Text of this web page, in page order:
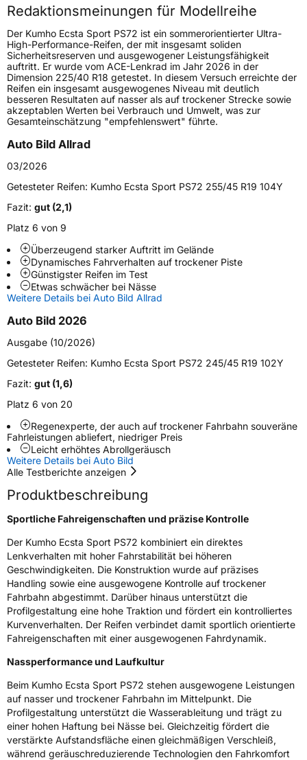
Höchstgeschwindigkeit
300 km/h
Lastindex102
Höchstlast850 kg
Generelle Merkmale
Fahrzeugtyp PKW
VerwendungSommerreifen
Modellname
FahrzeugartPKW & SUV
Weitere Eigenschaften
SchlauchtypTL
ZustandNeureifen
VerstärktXL
FelgenschutzMFS
EU Label
EffizienzC
NasshaftungA
Rollgeräusch (Klasse)B
Rollgeräusch (dB)72
Fahrzeugklasse C1
3PMSF / Schneeflockensymbol / Alpine-Symbol Nein
EisgripNein
EPREL ID2406077
Allgemeine Produktsicherheit (GPSR)
Herstellerkontakt Kumho Tire Europe GmbH, KUMHO TIRE
EUROPE GmbH Strahlenberger Str. 110-112
D-63067 Offenbach Germany, kumhotire.de,
technik@kumhotire.de
Redaktionsmeinungen für Modellreihe
Der Kumho Ecsta Sport PS72 ist ein sommerorientierter Ultra-
High-Performance-Reifen, der mit insgesamt soliden
Sicherheitsreserven und ausgewogener Leistungsfähigkeit
auftritt. Er wurde vom ACE-Lenkrad im Jahr 2026 in der
Dimension 225/40 R18 getestet. In diesem Versuch erreichte der
Reifen ein insgesamt ausgewogenes Niveau mit deutlich
besseren Resultaten auf nasser als auf trockener Strecke sowie
akzeptablen Werten bei Verbrauch und Umwelt, was zur
Gesamteinschätzung "empfehlenswert" führte.
Auto Bild Allrad
03/2026
Getesteter Reifen: Kumho Ecsta Sport PS72 255/45 R19 104Y
Fazit: gut (2,1)
Platz 6 von 9
Überzeugend starker Auftritt im Gelände
Dynamisches Fahrverhalten auf trockener Piste
Günstigster Reifen im Test
Etwas schwächer bei Nässe
Weitere Details bei Auto Bild Allrad
Auto Bild 2026
Ausgabe (10/2026)
Getesteter Reifen: Kumho Ecsta Sport PS72 245/45 R19 102Y
Fazit: gut (1,6)
Platz 6 von 20
Regenexperte, der auch auf trockener Fahrbahn souveräne
Fahrleistungen abliefert, niedriger Preis
Leicht erhöhtes Abrollgeräusch
Weitere Details bei Auto Bild
Alle Testberichte anzeigen
Produktbeschreibung
Sportliche Fahreigenschaften und präzise Kontrolle
Der Kumho Ecsta Sport PS72 kombiniert ein direktes
Lenkverhalten mit hoher Fahrstabilität bei höheren
Geschwindigkeiten. Die Konstruktion wurde auf präzises
Handling sowie eine ausgewogene Kontrolle auf trockener
Fahrbahn abgestimmt. Darüber hinaus unterstützt die
Profilgestaltung eine hohe Traktion und fördert ein kontrolliertes
Kurvenverhalten. Der Reifen verbindet damit sportlich orientierte
Fahreigenschaften mit einer ausgewogenen Fahrdynamik.
Nassperformance und Laufkultur
Beim Kumho Ecsta Sport PS72 stehen ausgewogene Leistungen
auf nasser und trockener Fahrbahn im Mittelpunkt. Die
Profilgestaltung unterstützt die Wasserableitung und trägt zu
einer hohen Haftung bei Nässe bei. Gleichzeitig fördert die
verstärkte Aufstandsfläche einen gleichmäßigen Verschleiß,
während geräuschreduzierende Technologien den Fahrkomfort